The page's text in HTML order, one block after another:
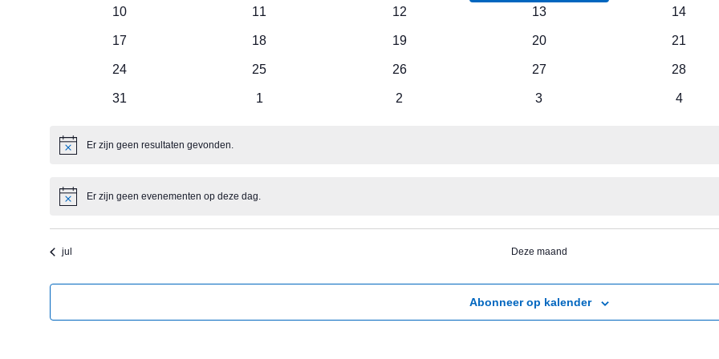
0
10
0
11
0
12
0
13
0
14
0
17
0
18
0
19
0
20
0
21
0
24
0
25
0
26
0
27
0
28
0
31
0
1
0
2
0
3
0
4
BerichtEr zijn geen resultaten gevonden.
BerichtEr zijn geen evenementen op deze dag.
jul Deze maand
Abonneer op kalender